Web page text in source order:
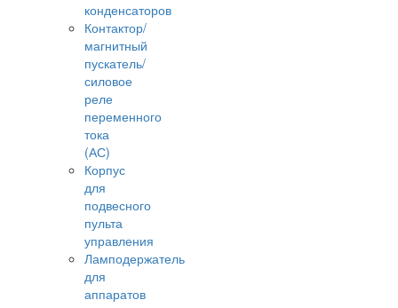
конденсаторов
Контактор/
магнитный
пускатель/
силовое
реле
переменного
тока
(АС)
Корпус
для
подвесного
пульта
управления
Ламподержатель
для
аппаратов